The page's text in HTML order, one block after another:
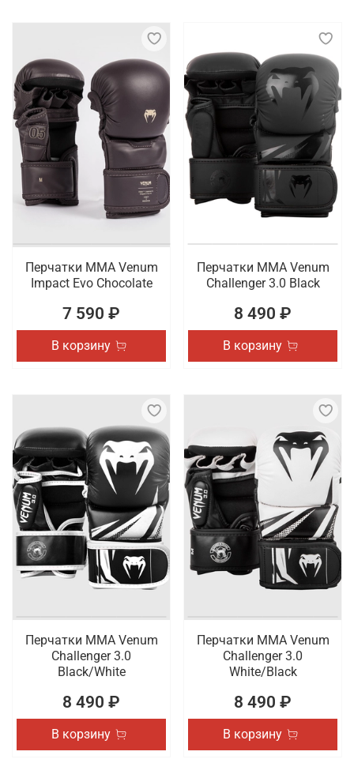
Перчатки ММА Venum
Impact Evo Chocolate
7 590 ₽
В корзину
Перчатки ММА Venum
Challenger 3.0 Black
8 490 ₽
В корзину
Перчатки ММА Venum
Challenger 3.0
Black/White
8 490 ₽
В корзину
Перчатки ММА Venum
Challenger 3.0
White/Black
8 490 ₽
В корзину